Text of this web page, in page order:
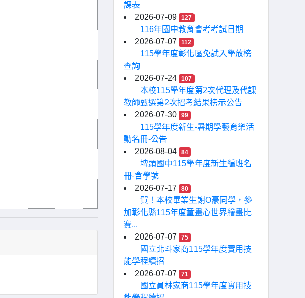
課表
2026-07-09
127
116年國中教育會考考試日期
2026-07-07
112
115學年度彰化區免試入學放榜
查詢
2026-07-24
107
本校115學年度第2次代理及代課
教師甄選第2次招考結果榜示公告
2026-07-30
99
115學年度新生-暑期學藝育樂活
動名冊-公告
2026-08-04
84
埤頭國中115學年度新生編班名
冊-含學號
2026-07-17
80
賀！本校畢業生謝O豪同學，參
加彰化縣115年度童畫心世界繪畫比
賽...
2026-07-07
75
國立北斗家商115學年度實用技
能學程續招
2026-07-07
71
國立員林家商115學年度實用技